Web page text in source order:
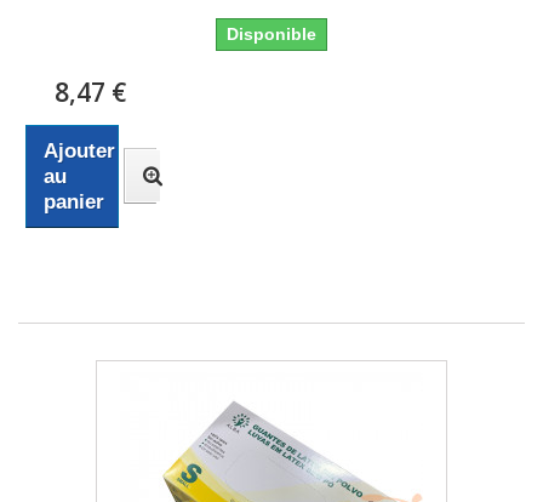
Disponible
8,47 €
Ajouter
au
panier